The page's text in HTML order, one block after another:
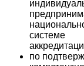
системе
по